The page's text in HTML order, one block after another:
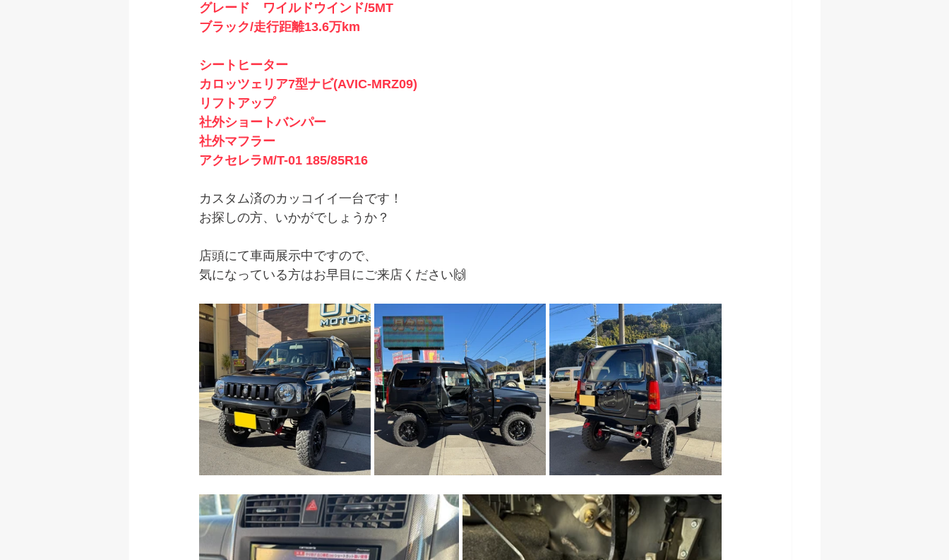
グレード　ワイルドウインド/5MT
ブラック/走行距離13.6万km
シートヒーター
カロッツェリア7型ナビ(AVIC-MRZ09)
リフトアップ
社外ショートバンパー
社外マフラー
アクセレラM/T-01 185/85R16
カスタム済のカッコイイ一台です！
お探しの方、いかがでしょうか？
店頭にて車両展示中ですので、
気になっている方はお早目にご来店ください🙌